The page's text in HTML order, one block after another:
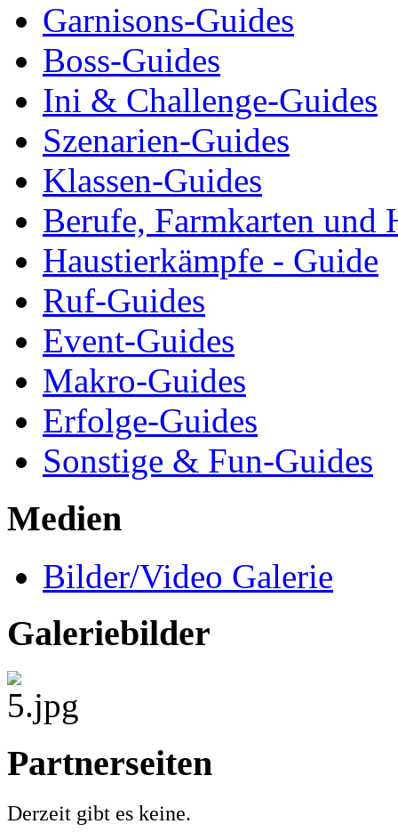
Garnisons-Guides
Boss-Guides
Ini & Challenge-Guides
Szenarien-Guides
Klassen-Guides
Berufe, Farmkarten und
Haustierkämpfe - Guide
Ruf-Guides
Event-Guides
Makro-Guides
Erfolge-Guides
Sonstige & Fun-Guides
Medien
Bilder/Video Galerie
Galeriebilder
Partnerseiten
Derzeit gibt es keine.